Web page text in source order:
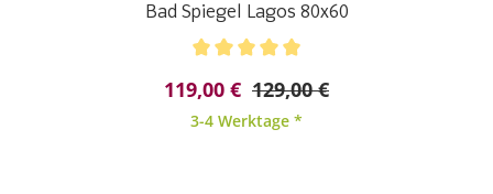
Bad Spiegel Lagos 80x60
119,00 € 129,00 €
3-4 Werktage *